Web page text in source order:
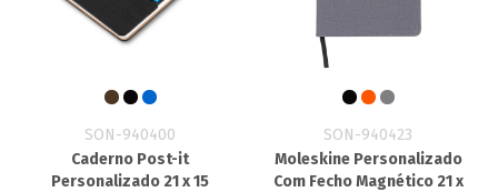
SON-940400
Caderno Post-it
Personalizado​ 21 x 15
SON-940423
Moleskine Personalizado
Com Fecho Magnético 21 x